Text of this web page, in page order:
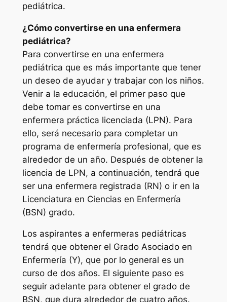
pediátrica.
¿Cómo convertirse en una enfermera
pediátrica?
Para convertirse en una enfermera
pediátrica que es más importante que tener
un deseo de ayudar y trabajar con los niños.
Venir a la educación, el primer paso que
debe tomar es convertirse en una
enfermera práctica licenciada (LPN). Para
ello, será necesario para completar un
programa de enfermería profesional, que es
alrededor de un año. Después de obtener la
licencia de LPN, a continuación, tendrá que
ser una enfermera registrada (RN) o ir en la
Licenciatura en Ciencias en Enfermería
(BSN) grado.
Los aspirantes a enfermeras pediátricas
tendrá que obtener el Grado Asociado en
Enfermería (Y), que por lo general es un
curso de dos años. El siguiente paso es
seguir adelante para obtener el grado de
BSN, que dura alrededor de cuatro años.